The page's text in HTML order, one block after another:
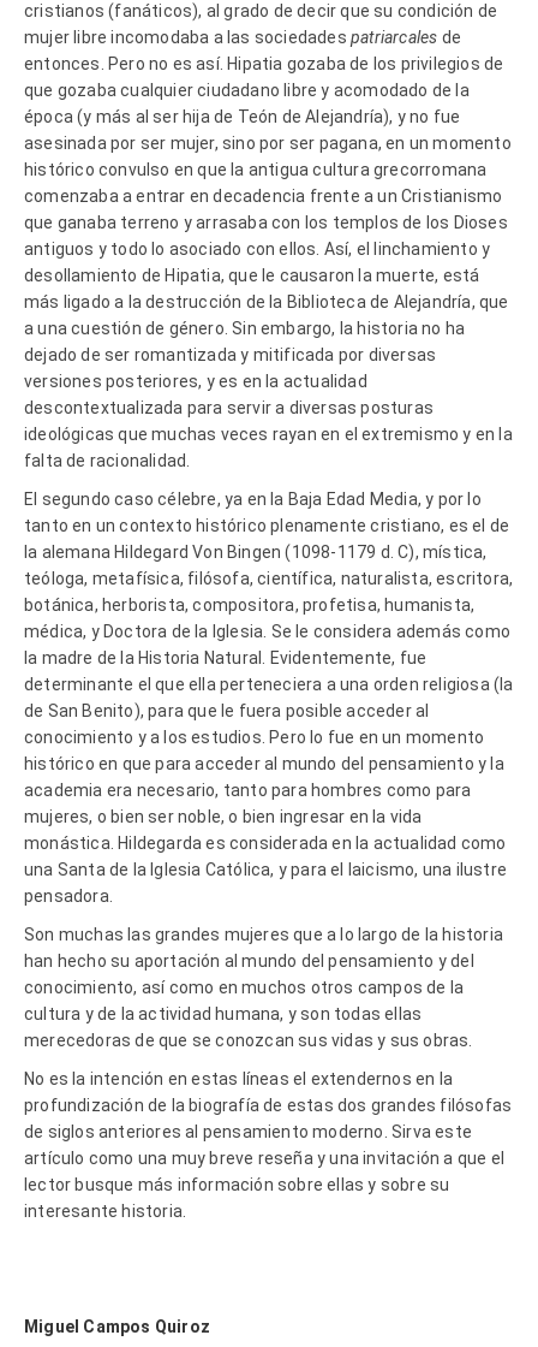
cristianos (fanáticos), al grado de decir que su condición de
mujer libre incomodaba a las sociedades patriarcales de
entonces. Pero no es así. Hipatia gozaba de los privilegios de
que gozaba cualquier ciudadano libre y acomodado de la
época (y más al ser hija de Teón de Alejandría), y no fue
asesinada por ser mujer, sino por ser pagana, en un momento
histórico convulso en que la antigua cultura grecorromana
comenzaba a entrar en decadencia frente a un Cristianismo
que ganaba terreno y arrasaba con los templos de los Dioses
antiguos y todo lo asociado con ellos. Así, el linchamiento y
desollamiento de Hipatia, que le causaron la muerte, está
más ligado a la destrucción de la Biblioteca de Alejandría, que
a una cuestión de género. Sin embargo, la historia no ha
dejado de ser romantizada y mitificada por diversas
versiones posteriores, y es en la actualidad
descontextualizada para servir a diversas posturas
ideológicas que muchas veces rayan en el extremismo y en la
falta de racionalidad.
El segundo caso célebre, ya en la Baja Edad Media, y por lo
tanto en un contexto histórico plenamente cristiano, es el de
la alemana Hildegard Von Bingen (1098-1179 d. C), mística,
teóloga, metafísica, filósofa, científica, naturalista, escritora,
botánica, herborista, compositora, profetisa, humanista,
médica, y Doctora de la Iglesia. Se le considera además como
la madre de la Historia Natural. Evidentemente, fue
determinante el que ella perteneciera a una orden religiosa (la
de San Benito), para que le fuera posible acceder al
conocimiento y a los estudios. Pero lo fue en un momento
histórico en que para acceder al mundo del pensamiento y la
academia era necesario, tanto para hombres como para
mujeres, o bien ser noble, o bien ingresar en la vida
monástica. Hildegarda es considerada en la actualidad como
una Santa de la Iglesia Católica, y para el laicismo, una ilustre
pensadora.
Son muchas las grandes mujeres que a lo largo de la historia
han hecho su aportación al mundo del pensamiento y del
conocimiento, así como en muchos otros campos de la
cultura y de la actividad humana, y son todas ellas
merecedoras de que se conozcan sus vidas y sus obras.
No es la intención en estas líneas el extendernos en la
profundización de la biografía de estas dos grandes filósofas
de siglos anteriores al pensamiento moderno. Sirva este
artículo como una muy breve reseña y una invitación a que el
lector busque más información sobre ellas y sobre su
interesante historia.
Miguel Campos Quiroz